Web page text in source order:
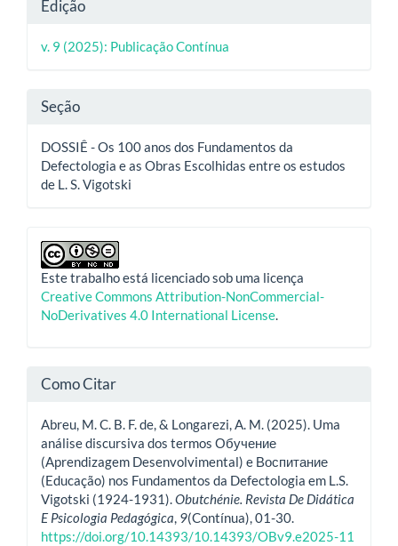
do
artigo
Edição
v. 9 (2025): Publicação Contínua
Seção
DOSSIÊ - Os 100 anos dos Fundamentos da
Defectologia e as Obras Escolhidas entre os estudos
de L. S. Vigotski
Este trabalho está licenciado sob uma licença
Creative Commons Attribution-NonCommercial-
NoDerivatives 4.0 International License
Como Citar
Abreu, M. C. B. F. de, & Longarezi, A. M. (2025). Uma
análise discursiva dos termos Обучение
(Aprendizagem Desenvolvimental) e Воспитание
(Educação) nos Fundamentos da Defectologia em L.S.
Vigotski (1924-1931).Obutchénie. Revista De Didática
E Psicologia Pedagógica, 9(Contínua), 01-30.
https://doi.org/10.14393/10.14393/OBv9.e2025-11